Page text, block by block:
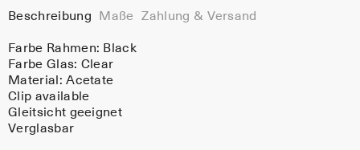
Beschreibung Maße Zahlung & Versand
Farbe Rahmen: Black
Farbe Glas: Clear
Material:Acetate
Clip available
Gleitsicht geeignet
Verglasbar